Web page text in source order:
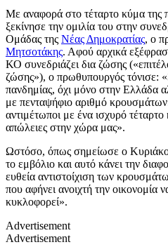
Με αναφορά στο τέταρτο κύμα της
ξεκίνησε την ομιλία του στην
Ομάδας της Νέας Δημοκρατίας, ο
Μητσοτάκης. Αφού αρχικά
ΚΟ συνεδριάζει δια ζώσης
ζώσης»), ο πρωθυπουργός τόνισε:
πανδημίας, όχι μόνο στην Ελλάδα
με πενταψήφιο αριθμό
αντιμέτωποι με ένα ισχυρό
απώλειες στην χώρα μας».
Ωστόσο, όπως σημείωσε ο
το εμβόλιο και αυτό κάνει την
ευθεία αντιστοίχιση των
που αφήνει ανοιχτή την οικονομία
κυκλοφορεί».
Advertisement
Advertisement